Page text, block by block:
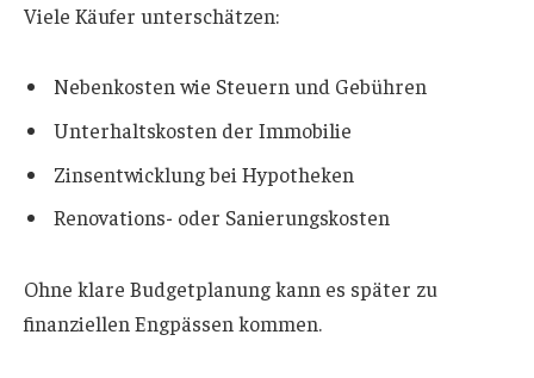
Viele Käufer unterschätzen:
Nebenkosten wie Steuern und Gebühren
Unterhaltskosten der Immobilie
Zinsentwicklung bei Hypotheken
Renovations- oder Sanierungskosten
Ohne klare Budgetplanung kann es später zu
finanziellen Engpässen kommen.